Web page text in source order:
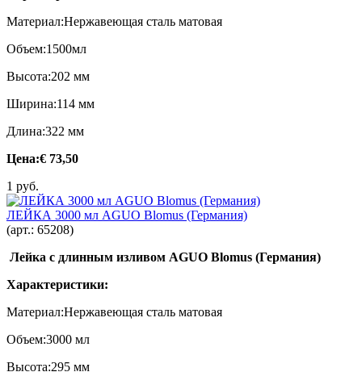
Материал:Нержавеющая сталь матовая
Объем:1500мл
Высота:202 мм
Ширина:114 мм
Длина:322 мм
Цена:€ 73,50
1 руб.
ЛЕЙКА 3000 мл AGUO Blomus (Германия)
(арт.: 65208)
Лейка с длинным изливом AGUO Blomus (Германия)
Характеристики:
Материал:Нержавеющая сталь матовая
Объем:3000 мл
Высота:295 мм